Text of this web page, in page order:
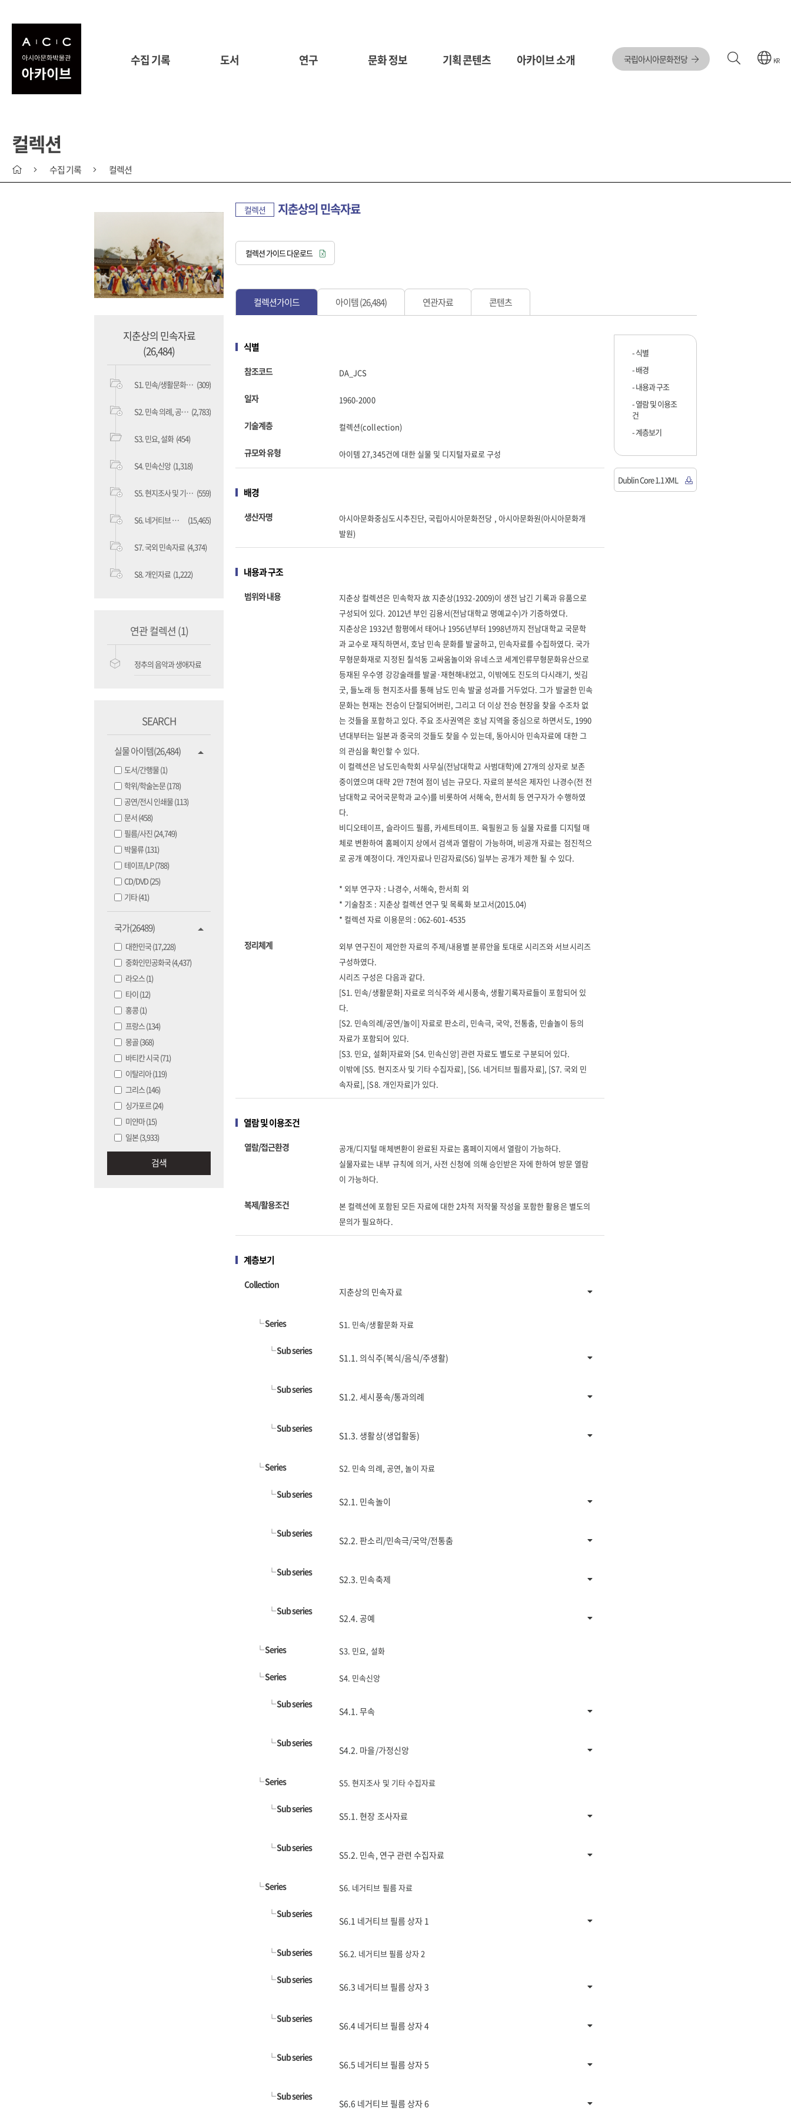
수집 기록 도서 연구 문화 정보 기획 콘텐츠 아카이브 소개 국립아시아문화전당 KR
컬렉션
수집 기록 컬렉션
지춘상의 민속자료
(26,484)
S1. 민속/생활문화 자료 (309)
S2. 민속 의례, 공연, 놀이 자료 (2,783)
S3. 민요, 설화 (454)
S4. 민속신앙 (1,318)
S5. 현지조사 및 기타 수집자료 (559)
S6. 네거티브 필름 자료 (15,465)
S7. 국외 민속자료 (4,374)
S8. 개인자료 (1,222)
연관 컬렉션 (1)
정추의 음악과 생애자료
SEARCH
실물 아이템(26,484)
도서/간행물 (1)
학위/학술논문 (178)
공연/전시 인쇄물 (113)
문서 (458)
필름/사진 (24,749)
박물류 (131)
테이프/LP (788)
CD/DVD (25)
기타 (41)
국가(26489)
대한민국(17,228)
중화인민공화국(4,437)
라오스(1)
타이(12)
홍콩(1)
프랑스(134)
몽골(368)
바티칸 시국(71)
이탈리아(119)
그리스(146)
싱가포르(24)
미얀마(15)
일본(3,933)
검색
컬렉션 지춘상의 민속자료
컬렉션 가이드 다운로드
컬렉션가이드 아이템 (26,484) 연관자료 콘텐츠
식별
참조코드 DA_JCS
일자 1960-2000
기술계층 컬렉션(collection)
규모와 유형 아이템 27,345건에 대한 실물 및 디지털자료로 구성
배경
생산자명
아시아문화중심도시추진단, 국립아시아문화전당 , 아시아문화원(아시아문화개
발원)
내용과 구조
범위와 내용
지춘상 컬렉션은 민속학자 故 지춘상(1932-2009)이 생전 남긴 기록과 유품으로
구성되어 있다. 2012년 부인 김용서(전남대학교 명예교수)가 기증하였다.
지춘상은 1932년 함평에서 태어나 1956년부터 1998년까지 전남대학교 국문학
과 교수로 재직하면서, 호남 민속 문화를 발굴하고, 민속자료를 수집하였다. 국가
무형문화재로 지정된 칠석동 고싸움놀이와 유네스코 세계인류무형문화유산으로
등재된 우수영 강강술래를 발굴·재현해내었고, 이밖에도 진도의 다시래기, 씻김
굿, 들노래 등 현지조사를 통해 남도 민속 발굴 성과를 거두었다. 그가 발굴한 민속
문화는 현재는 전승이 단절되어버린, 그리고 더 이상 전승 현장을 찾을 수조차 없
는 것들을 포함하고 있다. 주요 조사권역은 호남 지역을 중심으로 하면서도, 1990
년대부터는 일본과 중국의 것들도 찾을 수 있는데, 동아시아 민속자료에 대한 그
의 관심을 확인할 수 있다.
이 컬렉션은 남도민속학회 사무실(전남대학교 사범대학)에 27개의 상자로 보존
중이였으며 대략 2만 7천여 점이 넘는 규모다. 자료의 분석은 제자인 나경수(전 전
남대학교 국어국문학과 교수)를 비롯하여 서해숙, 한서희 등 연구자가 수행하였
다.
비디오테이프, 슬라이드 필름, 카세트테이프. 육필원고 등 실물 자료를 디지털 매
체로 변환하여 홈페이지 상에서 검색과 열람이 가능하며, 비공개 자료는 점진적으
로 공개 예정이다. 개인자료나 민감자료(S6) 일부는 공개가 제한 될 수 있다.
* 외부 연구자 : 나경수, 서해숙, 한서희 외
* 기술참조 : 지춘상 컬렉션 연구 및 목록화 보고서(2015.04)
* 컬렉션 자료 이용문의 : 062-601-4535
정리체계
외부 연구진이 제안한 자료의 주제/내용별 분류안을 토대로 시리즈와 서브시리즈
구성하였다.
시리즈 구성은 다음과 같다.
[S1. 민속/생활문화] 자료로 의식주와 세시풍속, 생활기록자료들이 포함되어 있
다.
[S2. 민속의례/공연/놀이] 자료로 판소리, 민속극, 국악, 전통춤, 민솔놀이 등의
자료가 포함되어 있다.
[S3. 민요, 설화]자료와 [S4. 민속신앙] 관련 자료도 별도로 구분되어 있다.
이밖에 [S5. 현지조사 및 기타 수집자료], [S6. 네거티브 필름자료], [S7. 국외 민
속자료], [S8. 개인자료]가 있다.
열람 및 이용조건
열람/접근환경
공개/디지털 매체변환이 완료된 자료는 홈페이지에서 열람이 가능하다.
실물자료는 내부 규칙에 의거, 사전 신청에 의해 승인받은 자에 한하여 방문 열람
이 가능하다.
복제/활용조건
본 컬렉션에 포함된 모든 자료에 대한 2차적 저작물 작성을 포함한 활용은 별도의
문의가 필요하다.
계층보기
Collection
지춘상의 민속자료
└Series S1. 민속/생활문화 자료
└Sub series
S1.1. 의식주(복식/음식/주생활)
└Sub series
S1.2. 세시풍속/통과의례
└Sub series
S1.3. 생활상(생업활동)
└Series S2. 민속 의례, 공연, 놀이 자료
└Sub series
S2.1. 민속놀이
└Sub series
S2.2. 판소리/민속극/국악/전통춤
└Sub series
S2.3. 민속축제
└Sub series
S2.4. 공예
└Series S3. 민요, 설화
└Series S4. 민속신앙
└Sub series
S4.1. 무속
└Sub series
S4.2. 마을/가정신앙
└Series S5. 현지조사 및 기타 수집자료
└Sub series
S5.1. 현장 조사자료
└Sub series
S5.2. 민속, 연구 관련 수집자료
└Series S6. 네거티브 필름 자료
└Sub series
S6.1 네거티브 필름 상자 1
└Sub series S6.2. 네거티브 필름 상자 2
└Sub series
S6.3 네거티브 필름 상자 3
└Sub series
S6.4 네거티브 필름 상자 4
└Sub series
S6.5 네거티브 필름 상자 5
└Sub series
S6.6 네거티브 필름 상자 6
- 식별
- 배경
- 내용과 구조
- 열람 및 이용조
건
- 계층보기
Dublin Core 1.1 XML